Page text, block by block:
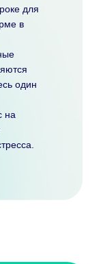
для
в
один
на